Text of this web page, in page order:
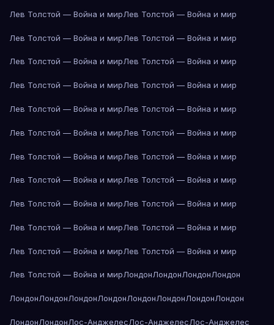
Лев Толстой — Война и мирЛев Толстой — Война и мир
Лев Толстой — Война и мирЛев Толстой — Война и мир
Лев Толстой — Война и мирЛев Толстой — Война и мир
Лев Толстой — Война и мирЛев Толстой — Война и мир
Лев Толстой — Война и мирЛев Толстой — Война и мир
Лев Толстой — Война и мирЛев Толстой — Война и мир
Лев Толстой — Война и мирЛев Толстой — Война и мир
Лев Толстой — Война и мирЛев Толстой — Война и мир
Лев Толстой — Война и мирЛев Толстой — Война и мир
Лев Толстой — Война и мирЛев Толстой — Война и мир
Лев Толстой — Война и мирЛев Толстой — Война и мир
Лев Толстой — Война и мирЛондонЛондонЛондонЛондон
ЛондонЛондонЛондонЛондонЛондонЛондонЛондонЛондон
ЛондонЛондонЛос-АнджелесЛос-АнджелесЛос-Анджелес